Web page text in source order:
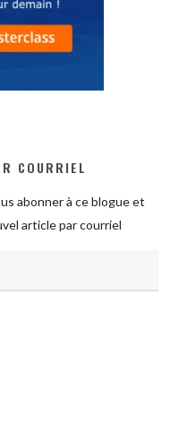
COURRIEL
abonner à ce blogue et
article par courriel